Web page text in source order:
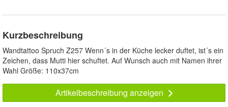
Kurzbeschreibung
Wandtattoo Spruch Z257 Wenn´s in der Küche lecker duftet, ist´s ein
Zeichen, dass Mutti hier schuftet. Auf Wunsch auch mit Namen ihrer
Wahl Größe: 110x37cm
Artikelbeschreibung anzeigen